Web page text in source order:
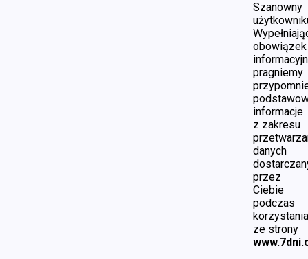
Szanowny
obowiązek
pragniemy
informacje
z zakresu
danych
przez
Ciebie
podczas
korzystania
ze strony